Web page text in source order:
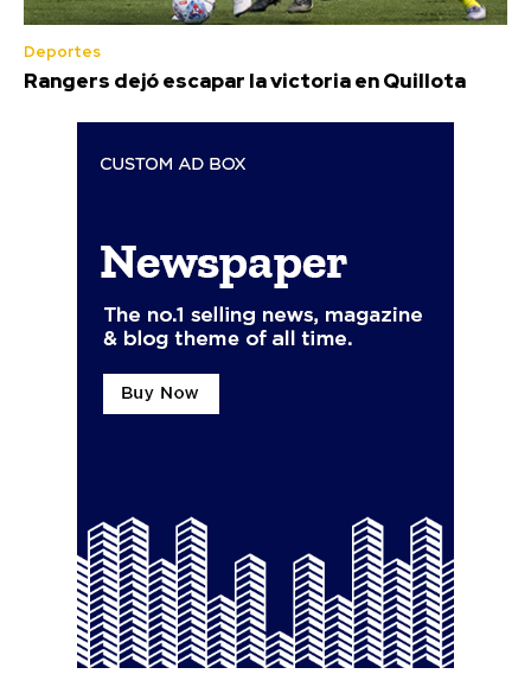
Deportes
Rangers dejó escapar la victoria en Quillota